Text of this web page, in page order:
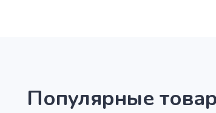
Популярные